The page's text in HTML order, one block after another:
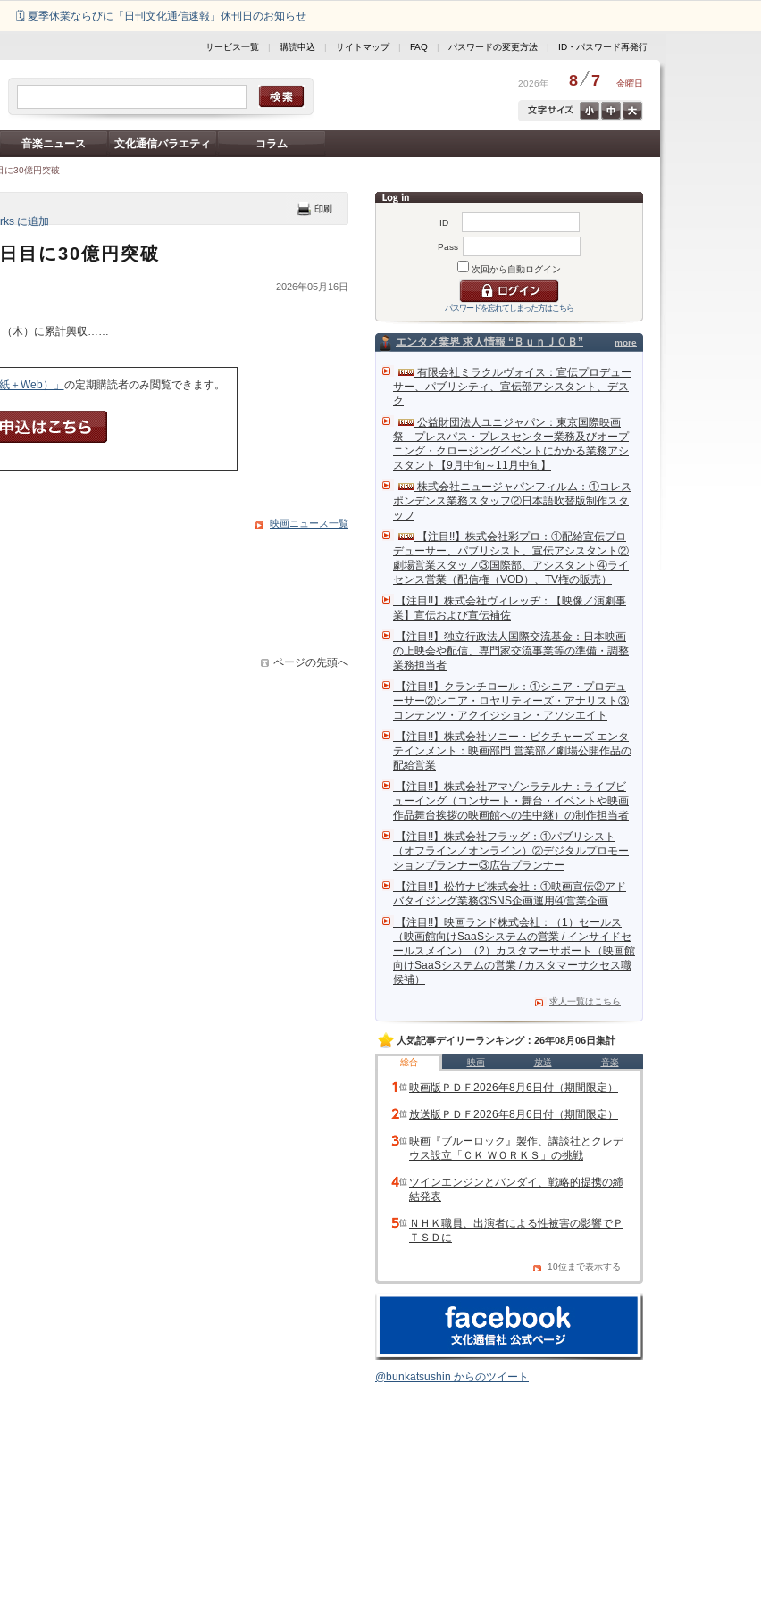
🗓️ 夏季休業ならびに「日刊文化通信速報」休刊日のお知らせ
サービス一覧 | 購読申込 | サイトマップ| FAQ | パスワードの変更方法 | ID・パスワード再発行
2026年 8 7 金曜日
音楽ニュース 文化通信バラエティ コラム
に30億円突破
ID
Pass
次回から自動ログイン
パスワードを忘れてしまった方はこちら
more
エンタメ業界 求人情報 “ＢｕｎＪＯＢ”
有限会社ミラクルヴォイス：宣伝プロデュー
サー、パブリシティ、宣伝部アシスタント、デス
ク
公益財団法人ユニジャパン：東京国際映画
祭 プレスパス・プレスセンター業務及びオープ
ニング・クロージングイベントにかかる業務アシ
スタント【9月中旬～11月中旬】
株式会社ニュージャパンフィルム：①コレス
ポンデンス業務スタッフ②日本語吹替版制作スタ
ッフ
【注目!!】株式会社彩プロ：①配給宣伝プロ
デューサー、パブリシスト、宣伝アシスタント②
劇場営業スタッフ③国際部、アシスタント④ライ
センス営業（配信権（VOD）、TV権の販売）
【注目!!】株式会社ヴィレッヂ：【映像／演劇事
業】宣伝および宣伝補佐
【注目!!】独立行政法人国際交流基金：日本映画
の上映会や配信、専門家交流事業等の準備・調整
業務担当者
【注目!!】クランチロール：①シニア・プロデュ
ーサー②シニア・ロヤリティーズ・アナリスト③
コンテンツ・アクイジション・アソシエイト
【注目!!】株式会社ソニー・ピクチャーズ エンタ
テインメント：映画部門 営業部／劇場公開作品の
配給営業
【注目!!】株式会社アマゾンラテルナ：ライブビ
ューイング（コンサート・舞台・イベントや映画
作品舞台挨拶の映画館への生中継）の制作担当者
【注目!!】株式会社フラッグ：①パブリシスト
（オフライン／オンライン）②デジタルプロモー
ションプランナー③広告プランナー
【注目!!】松竹ナビ株式会社：①映画宣伝②アド
バタイジング業務③SNS企画運用④営業企画
【注目!!】映画ランド株式会社：（1）セールス
（映画館向けSaaSシステムの営業 / インサイドセ
ールスメイン）（2）カスタマーサポート（映画館
向けSaaSシステムの営業 / カスタマーサクセス職
候補）
求人一覧はこちら
人気記事デイリーランキング：26年08月06日集計
総合 映画 放送 音楽
映画版ＰＤＦ2026年8月6日付（期間限定）
放送版ＰＤＦ2026年8月6日付（期間限定）
映画『ブルーロック』製作、講談社とクレデ
ウス設立「ＣＫ ＷＯＲＫＳ」の挑戦
ツインエンジンとバンダイ、戦略的提携の締
結発表
ＮＨＫ職員、出演者による性被害の影響でＰ
ＴＳＤに
10位まで表示する
@bunkatsushin からのツイート
目に30億円突破
2026年05月16日
（木）に累計興収……
＋Web）」 の定期購読者のみ閲覧できます。
映画ニュース一覧
ページの先頭へ